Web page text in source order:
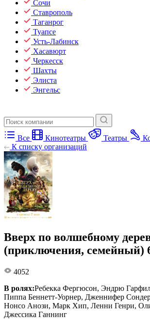
Сочи
Ставрополь
Таганрог
Туапсе
Усть-Лабинск
Хасавюрт
Черкесск
Шахты
Элиста
Энгельс
Все Кинотеатры Театры
К списку организаций
Вверх по волшебному
(приключения, семейный)
4052
В ролях:Ребекка Фергюсон, Эндрю
Пиппа Беннетт-Уорнер, Дженнифер
Нонсо Анози, Марк Хип, Ленни Генри,
Джессика Ганнинг